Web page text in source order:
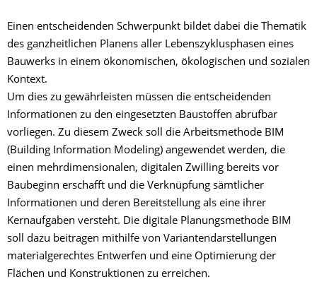
Einen entscheidenden Schwerpunkt bildet dabei die Thematik
des ganzheitlichen Planens aller Lebenszyklusphasen eines
Bauwerks in einem ökonomischen, ökologischen und sozialen
Kontext.
Um dies zu gewährleisten müssen die entscheidenden
Informationen zu den eingesetzten Baustoffen abrufbar
vorliegen. Zu diesem Zweck soll die Arbeitsmethode BIM
(Building Information Modeling) angewendet werden, die
einen mehrdimensionalen, digitalen Zwilling bereits vor
Baubeginn erschafft und die Verknüpfung sämtlicher
Informationen und deren Bereitstellung als eine ihrer
Kernaufgaben versteht. Die digitale Planungsmethode BIM
soll dazu beitragen mithilfe von Variantendarstellungen
materialgerechtes Entwerfen und eine Optimierung der
Flächen und Konstruktionen zu erreichen.